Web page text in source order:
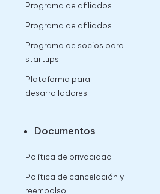
Programa de afiliados
Programa de afiliados
Programa de socios para
startups
Plataforma para
desarrolladores
Documentos
Política de privacidad
Política de cancelación y
reembolso